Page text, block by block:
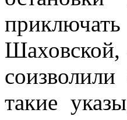
Шаховской,
такие